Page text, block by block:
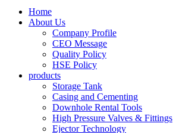
Home
About Us
Company Profile
CEO Message
Quality Policy
HSE Policy
products
Storage Tank
Casing and Cementing
Downhole Rental Tools
High Pressure Valves & Fittings
Ejector Technology